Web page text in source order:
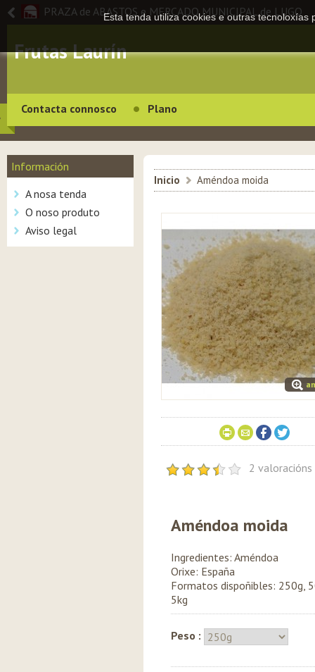
PRAZA de ABASTOS e MERCADO MUNICIPAL de LUGO
Frutas Laurín
Contacta connosco Plano
Información
A nosa tenda
O noso produto
Aviso legal
Inicio > Améndoa moida
2
Améndoa moida
Ingredientes: Améndoa
Orixe: España
Formatos dispoñibles: 250g,
5kg
Peso :
Esta tenda utiliza cookies e outras